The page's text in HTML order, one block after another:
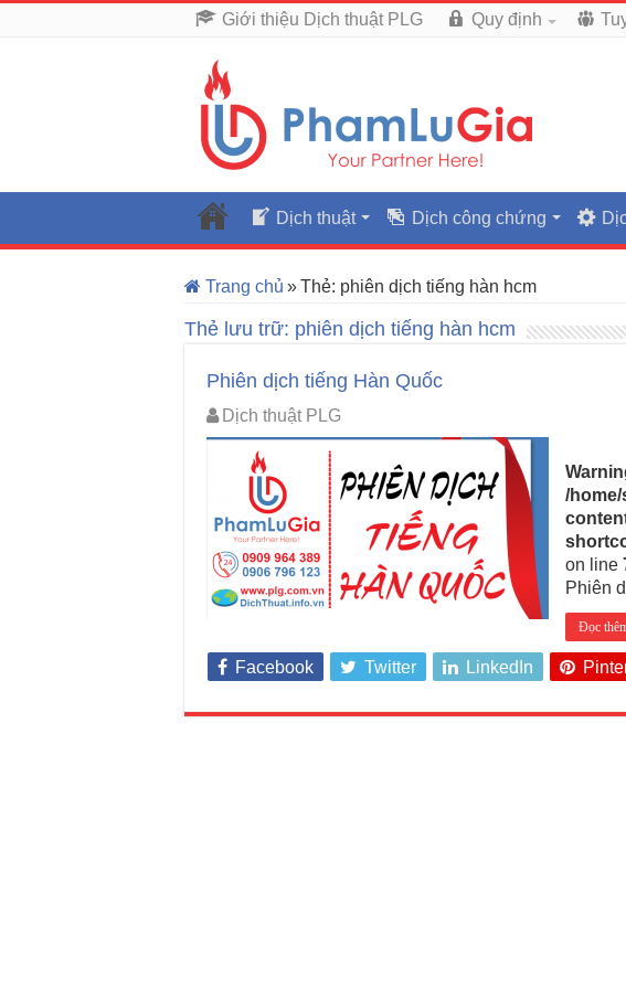
Giới thiệu Dịch thuật PLG Quy định
Dịch thuật Dịch công chứng
Trang chủ »Thẻ: phiên dịch tiếng hàn hcm
Thẻ lưu trữ: phiên dịch tiếng hàn hcm
Phiên dịch tiếng Hàn Quốc
Dịch thuật PLG
/
on line
Phiên
Đọc
Facebook Twitter LinkedIn